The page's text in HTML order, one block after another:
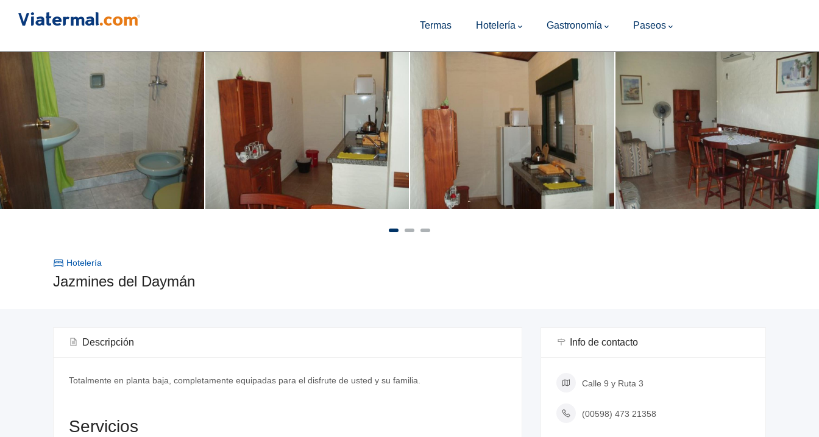
Navigation
Termas Hotelería Gastronomía Paseos
Hotelería
Jazmines del Daymán
Descripción
Totalmente en planta baja, completamente equipadas para el disfrute de usted y su familia.
Servicios
Info de contacto
Calle 9 y Ruta 3
(00598) 473 21358